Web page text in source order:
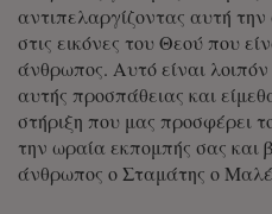
αντιπελαργίζοντας αυτή
στις εικόνες του Θεού που
άνθρωπος. Αυτό είναι
αυτής προσπάθειας και
στήριξη που μας προσφέρει
την ωραία εκπομπής σας και
άνθρωπος ο Σταμάτης ο